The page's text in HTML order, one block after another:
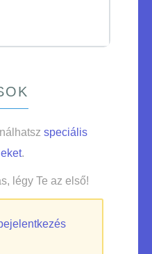
speciális
.
légy Te az első!